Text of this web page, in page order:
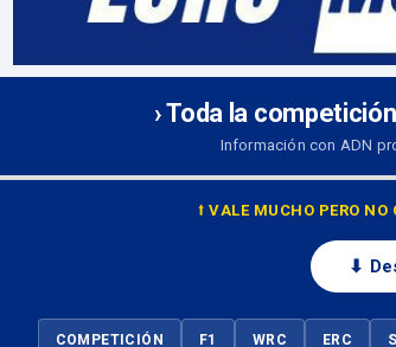
› Toda la
Información con ADN
⭡ VALE MUCHO PERO NO
⬇
COMPETICIÓN F1 WRC ERC